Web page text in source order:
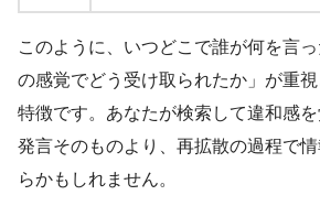
このように、いつどこで誰が何を言
の感覚でどう受け取られたか」が重
特徴です。あなたが検索して違和感
発言そのものより、再拡散の過程で
らかもしれません。